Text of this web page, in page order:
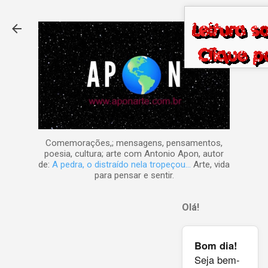
Comemorações,; mensagens, pensamentos,
poesia, cultura; arte com Antonio Apon, autor
de: A pedra, o distraído nela tropeçou... Arte, vida
para pensar e sentir.
Olá!
Bom dia!
Seja bem-